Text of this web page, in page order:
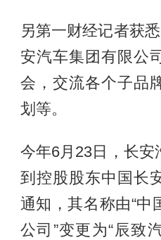
另第一财经记者获
安汽车集团有限公
会，交流各个子品
划等。
今年6月23日，长安
到控股股东中国长
通知，其名称由“中
公司”变更为“辰致